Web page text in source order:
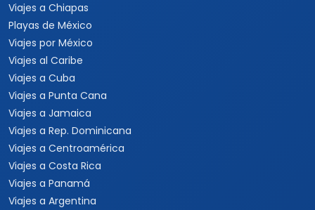
Viajes a Chiapas
Playas de México
Viajes por México
Viajes al Caribe
Viajes a Cuba
Viajes a Punta Cana
Viajes a Jamaica
Viajes a Rep. Dominicana
Viajes a Centroamérica
Viajes a Costa Rica
Viajes a Panamá
Viajes a Argentina